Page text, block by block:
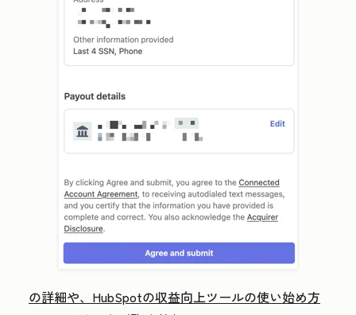
の詳細や、HubSpotの収益向上ツールの使い始め方